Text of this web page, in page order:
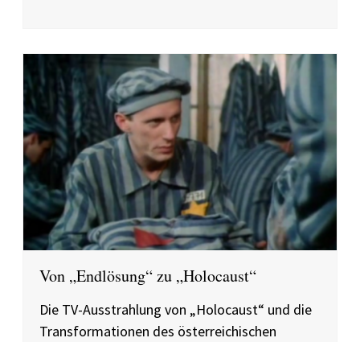
Von „Endlösung“ zu „Holocaust“
Die TV-Ausstrahlung von „Holocaust“ und die
Transformationen des österreichischen